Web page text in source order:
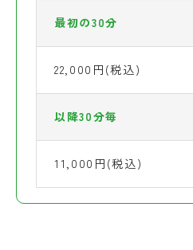
最初の30分
22,000円(税込)
以降30分毎
11,000円(税込)